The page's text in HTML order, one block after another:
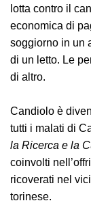
lotta contro il
economica di
soggiorno in un
di un letto. Le
di altro.
Candiolo è
tutti i malati di
la Ricerca e la
coinvolti
ricoverati nel
torinese.